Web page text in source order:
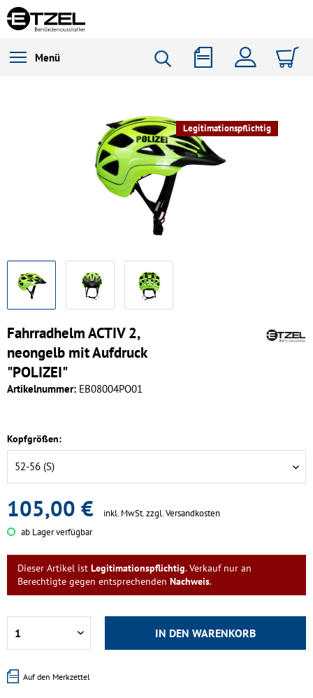
Menü
Legitimationspflichtig
Fahrradhelm ACTIV 2,
neongelb mit Aufdruck
"POLIZEI"
Artikelnummer: EB08004PO01
Kopfgrößen:
105,00 € inkl. MwSt.zzgl. Versandkosten
ab Lager verfügbar
Dieser Artikel ist Legitimationspflichtig. Verkauf nur an
Berechtigte gegen entsprechenden Nachweis.
IN DEN WARENKORB
Auf den Merkzettel